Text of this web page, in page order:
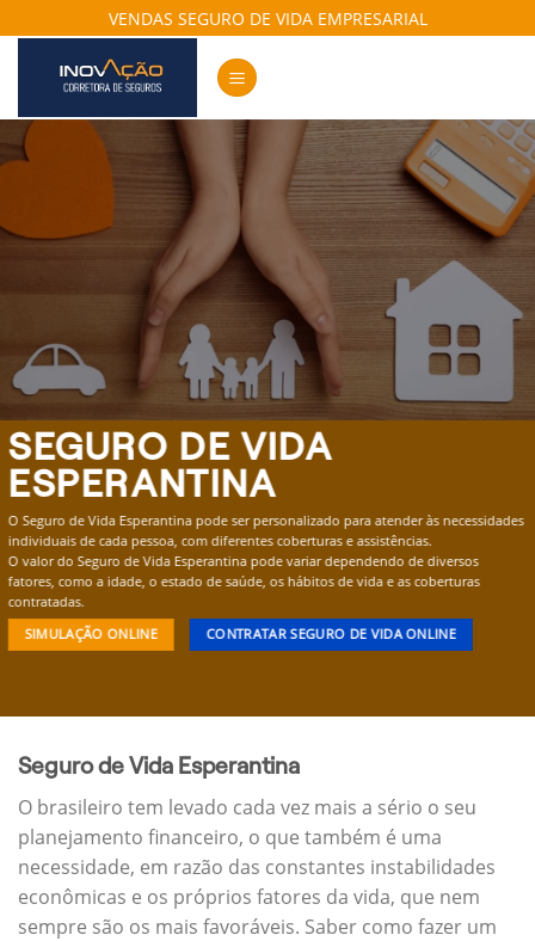
to
content
VENDAS SEGURO DE VIDA EMPRESARIAL
SEGURO DE VIDA
ESPERANTINA
O Seguro de Vida Esperantina pode ser personalizado para atender às necessidades
individuais de cada pessoa, com diferentes coberturas e assistências.
O valor do Seguro de Vida Esperantina pode variar dependendo de diversos
fatores, como a idade, o estado de saúde, os hábitos de vida e as coberturas
contratadas.
SIMULAÇÃO ONLINE CONTRATAR SEGURO DE VIDA ONLINE
Seguro de Vida Esperantina
O brasileiro tem levado cada vez mais a sério o seu
planejamento financeiro, o que também é uma
necessidade, em razão das constantes instabilidades
econômicas e os próprios fatores da vida, que nem
sempre são os mais favoráveis. Saber como fazer um